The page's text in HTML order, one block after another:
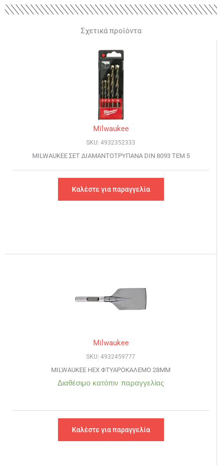
Σχετικά προϊόντα
Milwaukee
SKU: 4932352333
MILWAUKEE ΣΕΤ ΔΙΑΜΑΝΤΟΤΡΥΠΑΝΑ DIN 8093 ΤΕΜ 5
Καλέστε για παραγγελία
Milwaukee
SKU: 4932459777
MILWAUKEE HEX ΦΤΥΑΡΟΚΑΛΕΜΟ 28MM
Διαθέσιμο κατόπιν παραγγελίας
Καλέστε για παραγγελία